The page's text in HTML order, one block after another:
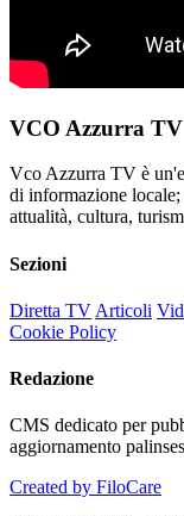
VCO Azzurra TV
Vco Azzurra TV è
di informazione
attualità, cultura,
Sezioni
Diretta TV Articoli
Cookie Policy
Redazione
CMS dedicato per
aggiornamento
Created by FiloCare